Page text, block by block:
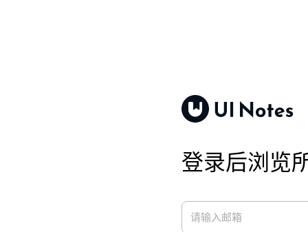
登录后浏览